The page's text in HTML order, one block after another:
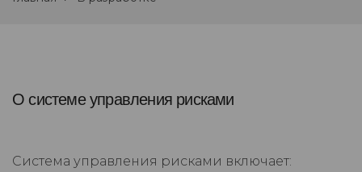
О системе управления рисками
Система управления рисками включает: